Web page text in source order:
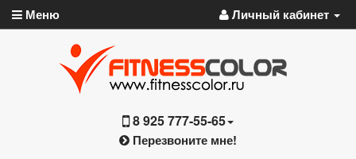
Меню Личный кабинет
8 925 777-55-65
Перезвоните мне!